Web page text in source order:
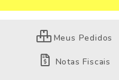
Meus Pedidos
Notas Fiscais